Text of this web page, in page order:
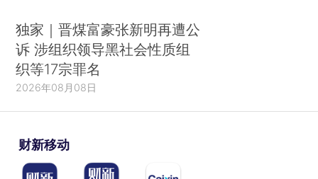
独家｜晋煤富豪张新明再遭公
诉 涉组织领导黑社会性质组
织等17宗罪名
2026年08月08日
财新移动